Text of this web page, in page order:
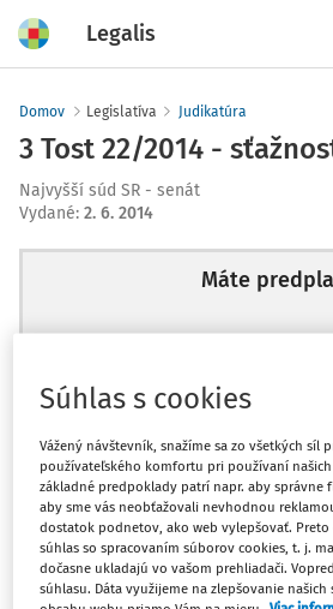
Legalis
Domov Legislatíva Judikatúra
3 Tost 22/2014 -
Najvyšší súd SR - senát
Vydané: 2. 6. 2014
Máte
Ups, zatiaľ ste si
začiatok...
Celý odborný obsah z
dostupný
Súhlas s cookies
Vážený návštevník, snažíme sa zo všetkých síl
používateľského komfortu pri používaní
základné predpoklady patrí napr. aby správne
aby sme vás neobťažovali nevhodnou
dostatok podnetov, ako web vylepšovať. Preto
súhlas so spracovaním súborov cookies, t. j.
dočasne ukladajú vo vašom prehliadači.
súhlasu. Dáta využijeme na zlepšovanie